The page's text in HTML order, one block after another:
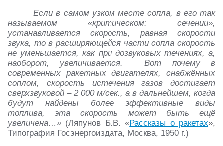
Если в самом узком месте сопла, в его так
называемом «критическом: сечении»,
устанавливается скорость, равная скорости
звука, то в расширяющейся части сопла скорость
не уменьшается, как при дозвуковых течениях, а,
наоборот, увеличивается. Вот почему в
современных ракетных двигателях, снабжённых
соплом, скорость истечения газов достигает
сверхзвуковой – 2 000 м/сек., а в дальнейшем, когда
будут найдены более эффективные виды
топлива, эта скорость может быть ещё
увеличена…» (Ляпунов Б.В. «Рассказы о ракетах»,
Типография Госэнергоиздата, Москва, 1950 г.)